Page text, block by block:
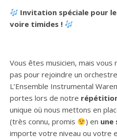
Invitation spéciale pour
voire timides !
Vous êtes musicien, mais vous
pas pour rejoindre un
L’Ensemble Instrumental
portes lors de notre
unique où nous mettons en
(très connu, promis
) en une
importe votre niveau ou votre